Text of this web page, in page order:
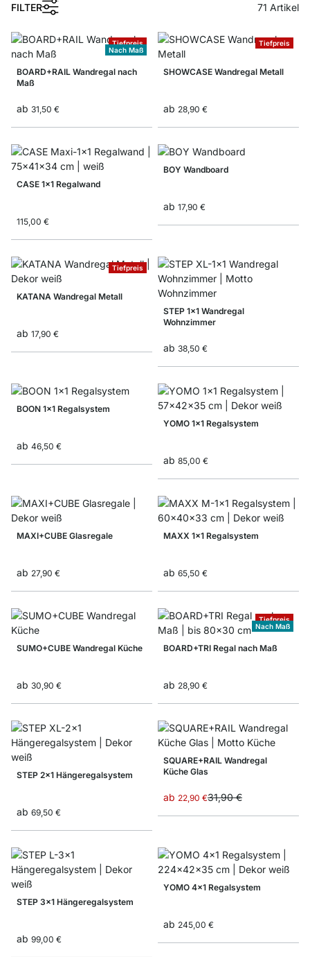
FILTER 71 Artikel
Tiefpreis
Nach Maß
BOARD+RAIL Wandregal nach
Maß
ab 31,50 €
Tiefpreis
SHOWCASE Wandregal Metall
ab 28,90 €
CASE 1x1 Regalwand
115,00 €
BOY Wandboard
ab 17,90 €
Tiefpreis
KATANA Wandregal Metall
ab 17,90 €
STEP 1x1 Wandregal
Wohnzimmer
ab 38,50 €
BOON 1x1 Regalsystem
ab 46,50 €
YOMO 1x1 Regalsystem
ab 85,00 €
MAXI+CUBE Glasregale
ab 27,90 €
MAXX 1x1 Regalsystem
ab 65,50 €
SUMO+CUBE Wandregal Küche
ab 30,90 €
Tiefpreis
Nach Maß
BOARD+TRI Regal nach Maß
ab 28,90 €
STEP 2x1 Hängeregalsystem
ab 69,50 €
SQUARE+RAIL Wandregal
Küche Glas
ab 22,90 €31,90 €
STEP 3x1 Hängeregalsystem
ab 99,00 €
YOMO 4x1 Regalsystem
ab 245,00 €